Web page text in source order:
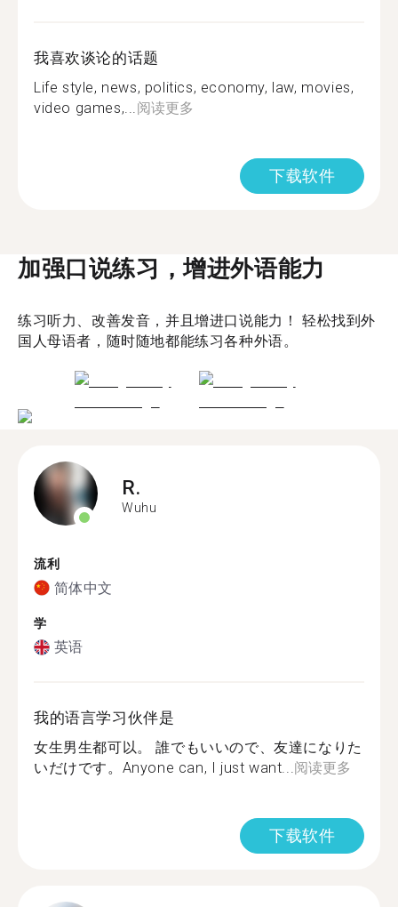
我喜欢谈论的话题
Life style, news, politics, economy, law, movies,
video games,... 阅读更多
下载软件
加强口说练习，增进外语能力
练习听力、改善发音，并且增进口说能力！ 轻松找到外
国人母语者，随时随地都能练习各种外语。
R.
Wuhu
流利
简体中文
学
英语
我的语言学习伙伴是
女生男生都可以。 誰でもいいので、友達になりた
いだけです。Anyone can, I just want...阅读更多
下载软件